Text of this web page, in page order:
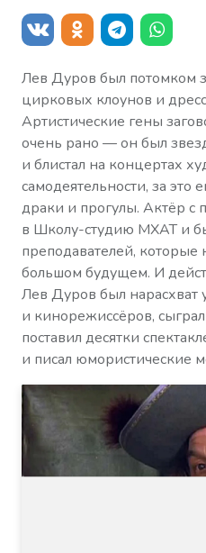
Лев Дуров был потомком
цирковых клоунов и
Артистические гены
очень рано — он был
и блистал на концертах
самодеятельности, за это
драки и прогулы. Актёр с
в Школу-студию МХАТ и
преподавателей, которые
большом будущем. И
Лев Дуров был нарасхват
и кинорежиссёров,
поставил десятки
и писал юмористические